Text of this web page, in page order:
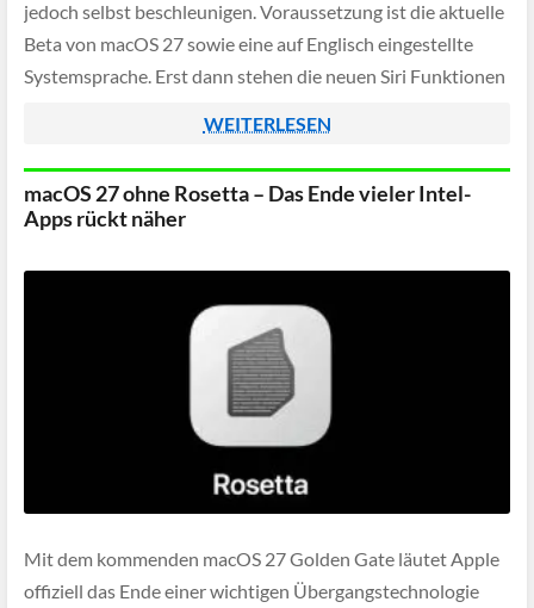
jedoch selbst beschleunigen. Voraussetzung ist die aktuelle
Beta von macOS 27 sowie eine auf Englisch eingestellte
Systemsprache. Erst dann stehen die neuen Siri Funktionen
WEITERLESEN
macOS 27 ohne Rosetta – Das Ende vieler Intel-
Apps rückt näher
Mit dem kommenden macOS 27 Golden Gate läutet Apple
offiziell das Ende einer wichtigen Übergangstechnologie